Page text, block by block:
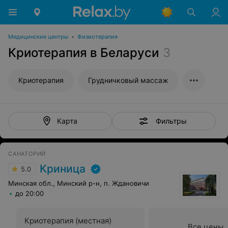
Медицинские центры • Физиотерапия
Криотерапия в Беларуси 3
Криотерапия Грудничковый массаж
Карта Фильтры
САНАТОРИЙ
5.0 Криница
Минская обл., Минский р-н, п. Ждановичи
до 20:00
Криотерапия (местная)